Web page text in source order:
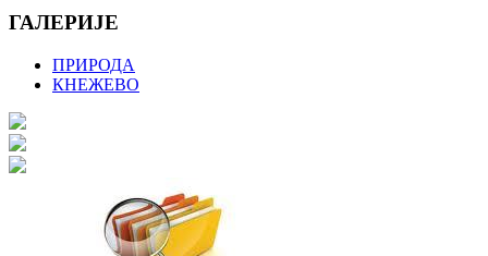
ГАЛЕРИЈЕ
ПРИРОДА
КНЕЖЕВО